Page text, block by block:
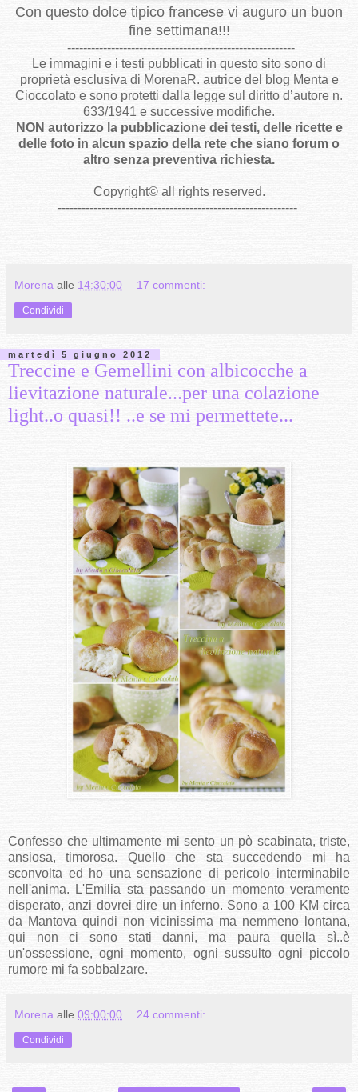
Con questo dolce tipico francese vi auguro un buon
fine settimana!!!
---------------------------------------------------------
Le immagini e i testi pubblicati in questo sito sono di
proprietà esclusiva di MorenaR. autrice del blog Menta e
Cioccolato e sono protetti dalla legge sul diritto d’autore n.
633/1941 e successive modifiche.
NON autorizzo la pubblicazione dei testi, delle ricette e
delle foto in alcun spazio della rete che siano forum o
altro senza preventiva richiesta.
Copyright© all rights reserved.
------------------------------------------------------------
Morena alle 14:30:00 17 commenti:
Condividi
martedì 5 giugno 2012
Treccine e Gemellini con albicocche a
lievitazione naturale...per una colazione
light..o quasi!! ..e se mi permettete...
Confesso che ultimamente mi sento un pò scabinata, triste,
ansiosa, timorosa. Quello che sta succedendo mi ha
sconvolta ed ho una sensazione di pericolo interminabile
nell'anima. L'Emilia sta passando un momento veramente
disperato, anzi dovrei dire un inferno. Sono a 100 KM circa
da Mantova quindi non vicinissima ma nemmeno lontana,
qui non ci sono stati danni, ma paura quella sì..è
un'ossessione, ogni momento, ogni sussulto ogni piccolo
rumore mi fa sobbalzare.
Morena alle 09:00:00 24 commenti:
Condividi